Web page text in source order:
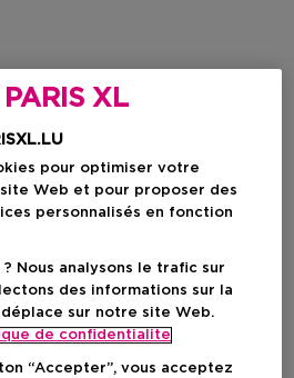
PARIS XL
pour optimiser votre
Web et pour proposer des
personnalisés en fonction
Nous analysons le trafic sur
des informations sur la
sur notre site Web.
de confidentialite
“Accepter”, vous acceptez